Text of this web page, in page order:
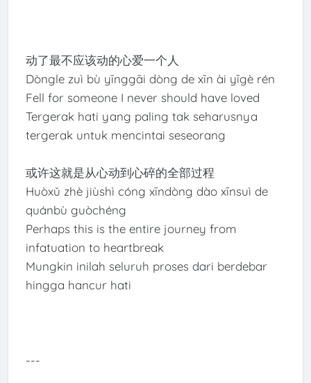
动了最不应该动的心爱一个人
Dòngle zuì bù yīnggāi dòng de xīn ài yīgè rén
Fell for someone I never should have loved
Tergerak hati yang paling tak seharusnya
tergerak untuk mencintai seseorang
或许这就是从心动到心碎的全部过程
Huòxǔ zhè jiùshì cóng xīndòng dào xīnsuì de
quánbù guòchéng
Perhaps this is the entire journey from
infatuation to heartbreak
Mungkin inilah seluruh proses dari berdebar
hingga hancur hati
---